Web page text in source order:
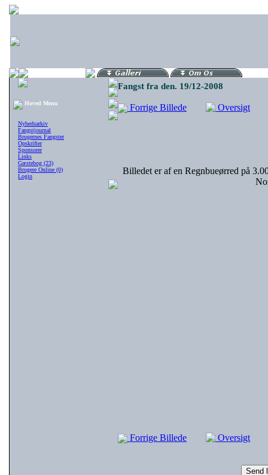
Hoved Menu
Nyhedsarkiv
Fangstjournal
Brugernes Fangster
Opskrifter
Sponsorer
Links
Gæstebog (23)
Brugere Online (0)
Login
Fangst fra den. 19/12-2008
Forrige Billede Oversigt
Billedet er af en Regnbueørred på
Forrige Billede Oversigt